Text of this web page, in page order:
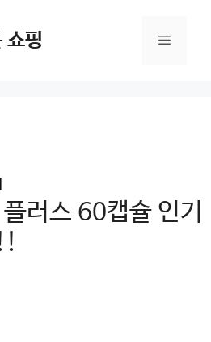
쇼핑 Menu
러스 60캡슐 인기